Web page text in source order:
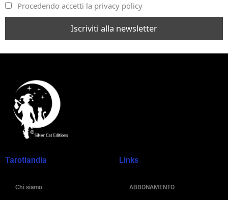
Procedendo accetti la privacy policy
Tarotlandia
Chi siamo
Links
ABBONAMENTO